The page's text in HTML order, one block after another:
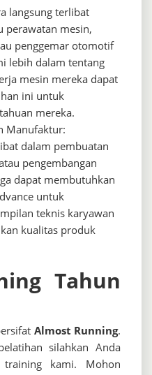
langsung terlibat
perawatan mesin,
penggemar otomotif
lebih dalam tentang
mesin mereka dapat
ini untuk
mereka.
Manufaktur:
dalam pembuatan
pengembangan
dapat membutuhkan
untuk
teknis karyawan
kualitas produk
Tahun
Almost Running.
silahkan Anda
training kami. Mohon